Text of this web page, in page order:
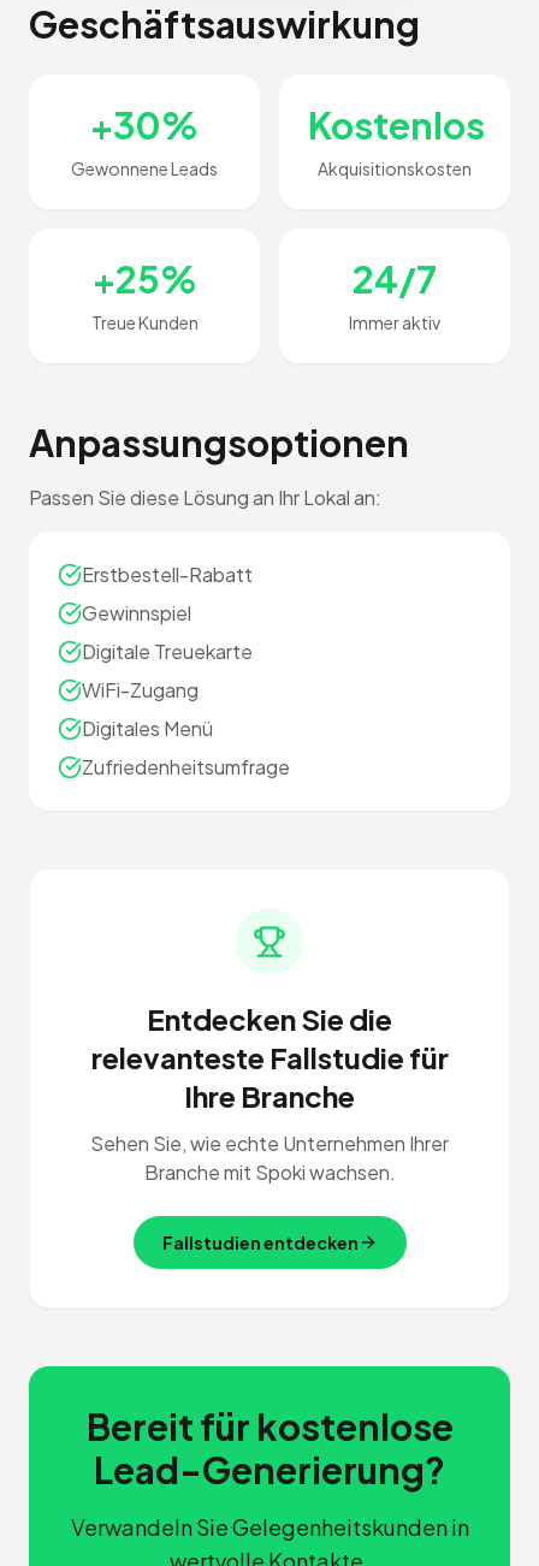
Geschäftsauswirkung
+30%
Gewonnene Leads
Kostenlos
Akquisitionskosten
+25%
Treue Kunden
24/7
Immer aktiv
Anpassungsoptionen
Passen Sie diese Lösung an Ihr Lokal an:
Erstbestell-Rabatt
Gewinnspiel
Digitale Treuekarte
WiFi-Zugang
Digitales Menü
Zufriedenheitsumfrage
Entdecken Sie die
relevanteste Fallstudie für
Ihre Branche
Sehen Sie, wie echte Unternehmen Ihrer
Branche mit Spoki wachsen.
Fallstudien entdecken
Bereit für kostenlose
Lead-Generierung?
Verwandeln Sie Gelegenheitskunden in